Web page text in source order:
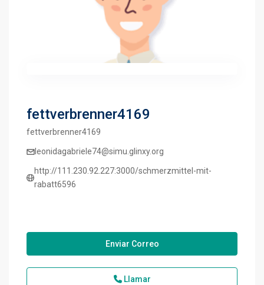
fettverbrenner4169
fettverbrenner4169
leonidagabriele74@simu.glinxy.org
http://111.230.92.227:3000/schmerzmittel-mit-
rabatt6596
Enviar Correo
Llamar